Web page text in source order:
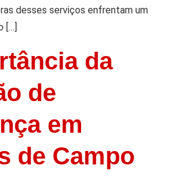
desses serviços enfrentam um
[…]
da
de
em
de Campo